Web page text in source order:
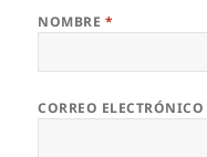
NOMBRE *
CORREO ELECTRÓNICO